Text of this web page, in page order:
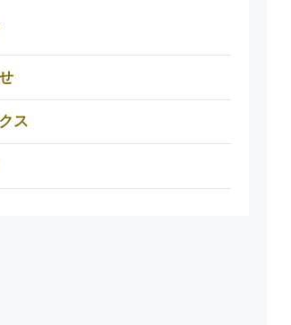
ス